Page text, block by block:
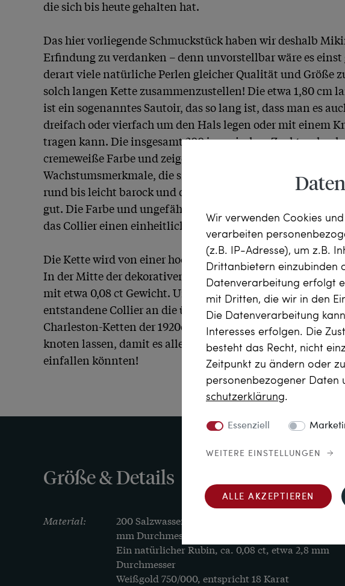
die sich bis heute gehalten hat.
Das hier vorliegende Schmuckstück haben wir deshalb
Erfindung zu verdanken – denn unvorstellbar wäre es einst
derart viele natürliche Perlen gleicher Qualität und Größe
solch langen Kette zusammenzustellen! Die etwa 1,80 cm
ist ein sogenanntes Sautoir, das so lang ist, dass man es
dreifach oder vierfach um den Hals legen oder mit einem
tragen kann. Die insgesamt 200 japanischen Zuchtperlen
cremeweiße Farbe und zeigen leichte bis sehr deutliche
Wachstumsmerkmale, die sie als Naturprodukte ausweisen.
rund bis leicht barock und der Lüster der Perlen variiert
gut. Die Farbe und ungefähre Größe der Perlen ist sehr
das Collier einen einheitlichen Eindruck besitzt.
Die Kette wird von einer hochwertigen Schließe aus
In der Mitte der dekorativen Schließe schimmert ein
mit etwa 0,08 ct Gewicht. Uns hat das in den Jahren um 1960
entstandene Collier an die überlangen und wunderschönen
Charleston-Ketten der 1920er Jahre erinnert und wir haben
knoten lassen, damit es alle Trageweisen übersteht, die
einfallen könnten!
Größe & Details
Material:
200 Salzwasser-Zuchtperlen (Akoyaperlen), 7,4 bis
mm Durchmesser
Ein natürlicher Rubin, ca. 0,08 ct, etwa 2,8 mm
Durchmesser
Weißgold 750/000, entspricht 18 Karat
Wir verwenden Cookies
verarbeiten
(z.B. IP-Adresse), um z.B.
Drittanbietern einzubinden
Datenverarbeitung erfolgt
mit Dritten, die wir in den
Die Datenverarbeitung
Interesses erfolgen. Die
besteht das Recht, nicht
Zeitpunkt zu ändern oder
personenbezogener Daten
schutz­erklärung.
Essenziell
WEITERE EINSTELLUNGEN
ALLE AKZEPTIEREN